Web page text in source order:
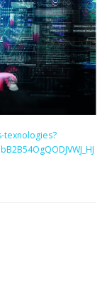
texnologies?